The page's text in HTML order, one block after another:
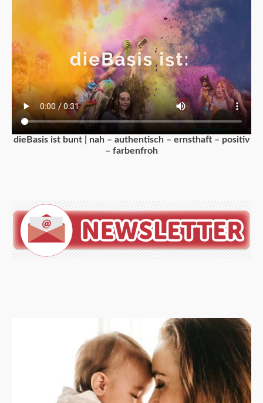
dieBasis ist bunt | nah – authentisch – ernsthaft – positiv
– farbenfroh